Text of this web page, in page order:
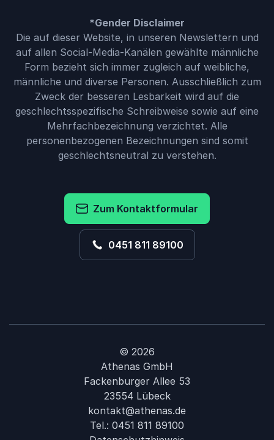
*Gender Disclaimer
Die auf dieser Website, in unseren Newslettern und
auf allen Social-Media-Kanälen gewählte männliche
Form bezieht sich immer zugleich auf weibliche,
männliche und diverse Personen. Ausschließlich zum
Zweck der besseren Lesbarkeit wird auf die
geschlechtsspezifische Schreibweise sowie auf eine
Mehrfachbezeichnung verzichtet. Alle
personenbezogenen Bezeichnungen sind somit
geschlechtsneutral zu verstehen.
Zum Kontaktformular
0451 811 89100
© 2026
Athenas GmbH
Fackenburger Allee 53
23554 Lübeck
kontakt@athenas.de
Tel.: 0451 811 89100